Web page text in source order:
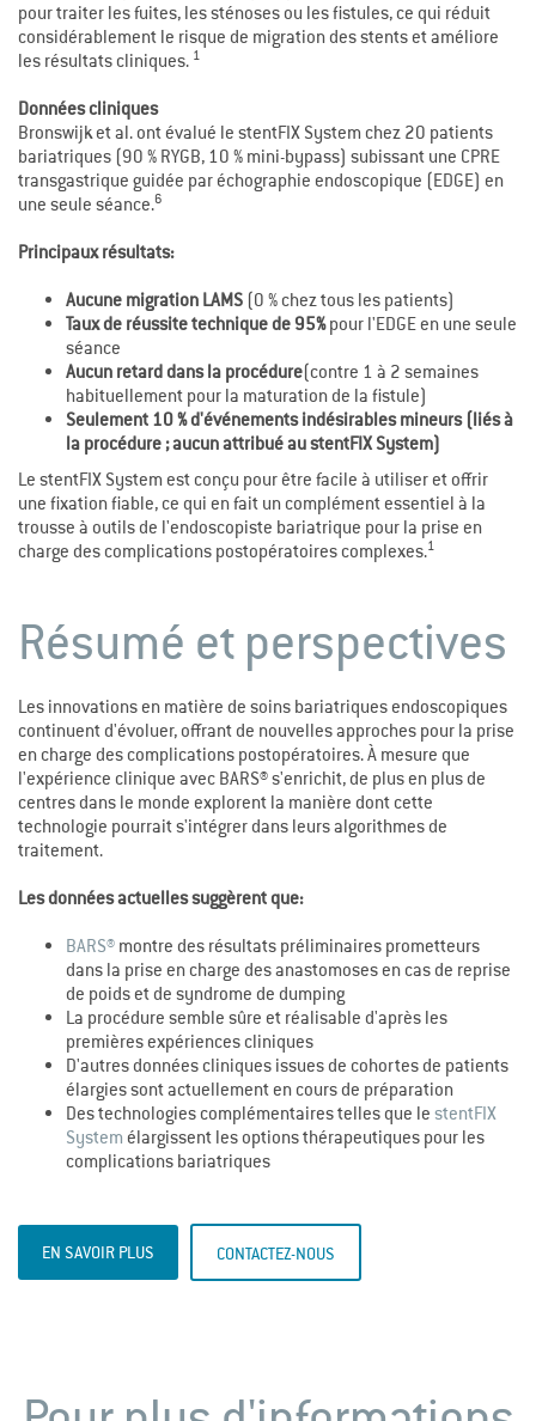
pour traiter les fuites, les sténoses ou les fistules, ce qui réduit
considérablement le risque de migration des stents et améliore
les résultats cliniques. 1
Données cliniques
Bronswijk et al. ont évalué le stentFIX System chez 20 patients
bariatriques (90 % RYGB, 10 % mini-bypass) subissant une CPRE
transgastrique guidée par échographie endoscopique (EDGE) en
une seule séance.6
Principaux résultats:
Aucune migration LAMS (0 % chez tous les patients)
Taux de réussite technique de 95%pour l'EDGE en une seule
séance
Aucun retard dans la procédure(contre 1 à 2 semaines
habituellement pour la maturation de la fistule)
Seulement 10 % d'événements indésirables mineurs (liés à
la procédure ; aucun attribué au stentFIX System)
Le stentFIX System est conçu pour être facile à utiliser et offrir
une fixation fiable, ce qui en fait un complément essentiel à la
trousse à outils de l'endoscopiste bariatrique pour la prise en
charge des complications postopératoires complexes.1
Résumé et perspectives
Les innovations en matière de soins bariatriques endoscopiques
continuent d'évoluer, offrant de nouvelles approches pour la prise
en charge des complications postopératoires. À mesure que
l'expérience clinique avec BARS® s'enrichit, de plus en plus de
centres dans le monde explorent la manière dont cette
technologie pourrait s'intégrer dans leurs algorithmes de
traitement.
Les données actuelles suggèrent que:
BARS® montre des résultats préliminaires prometteurs
dans la prise en charge des anastomoses en cas de reprise
de poids et de syndrome de dumping
La procédure semble sûre et réalisable d'après les
premières expériences cliniques
D'autres données cliniques issues de cohortes de patients
élargies sont actuellement en cours de préparation
Des technologies complémentaires telles que le stentFIX
System élargissent les options thérapeutiques pour les
complications bariatriques
EN SAVOIR PLUS CONTACTEZ-NOUS